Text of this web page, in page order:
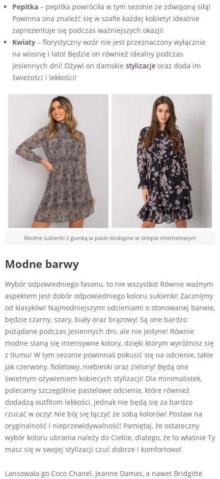
Pepitka – pepitka powróciła w tym sezonie ze zdwojoną siłą!
Powinna ona znaleźć się w szafie każdej kobiety! Idealnie
zaprezentuje się podczas ważniejszych okazji!
Kwiaty – florystyczny wzór nie jest przeznaczony wyłącznie
na wiosnę i lato! Będzie on również idealny podczas
jesiennych dni! Ożywi on damskie stylizacje oraz doda im
świeżości i lekkości!
Modne sukienki z gumką w pasie dostępne w sklepie internetowym
Modne barwy
Wybór odpowiedniego fasonu, to nie wszystko! Równie ważnym
aspektem jest dobór odpowiedniego koloru sukienki! Zacznijmy
od klasyków! Najmodniejszymi odcieniami o stonowanej barwie,
będzie czarny, szary, biały oraz brązowy! Są one bardzo
pożądane podczas jesiennych dni, ale nie jedyne! Równie
modne staną się intensywne kolory, dzięki którym wyróżnisz się
z tłumu! W tym sezonie powinnaś pokusić się na odcienie, takie
jak czerwony, fioletowy, niebieski oraz zielony! Będą one
świetnym ożywieniem kobiecych stylizacji! Dla minimalistek,
polecamy szczególnie pastelowe odcienie, które również
dodadzą outfitom lekkości, jednak nie będą się za bardzo
rzucać w oczy! Nie bój się łączyć ze sobą kolorów! Postaw na
oryginalność i nieprzewidywalność! Pamiętaj, że ostateczny
wybór koloru ubrania należy do Ciebie, dlatego, że to właśnie Ty
masz się w swojej stylizacji czuć dobrze i komfortowo!
Lansowała go Coco Chanel, Jeanne Damas, a nawet Bridgitte